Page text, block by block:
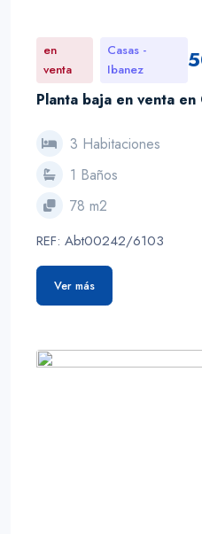
en
venta
Casas -
Ibanez
Planta baja en venta
3 Habitaciones
1 Baños
78 m2
REF: Abt00242/6103
Ver más